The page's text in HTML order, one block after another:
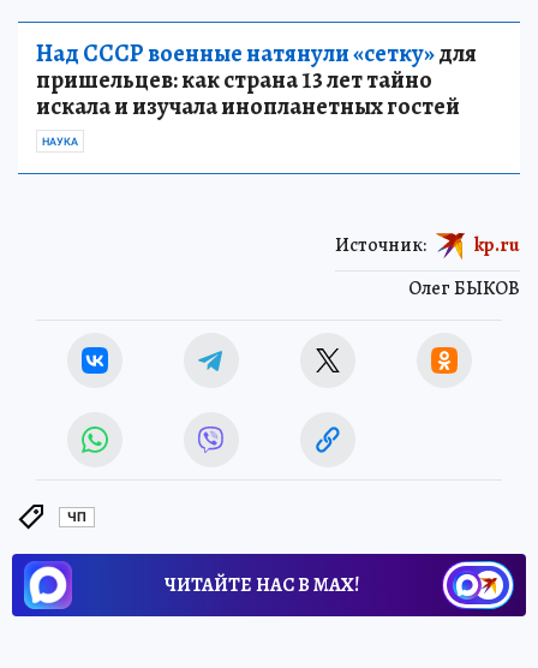
Над СССР военные натянули «сетку»для
пришельцев: как страна 13 лет тайно
искала и изучала инопланетных гостей
НАУКА
Олег БЫКОВ
Источник: kp.ru
ЧП
ЧИТАЙТЕ НАС В МАХ!